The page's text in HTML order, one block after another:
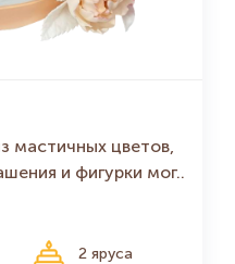
мастичных цветов,
и фигурки мог..
2 яруса